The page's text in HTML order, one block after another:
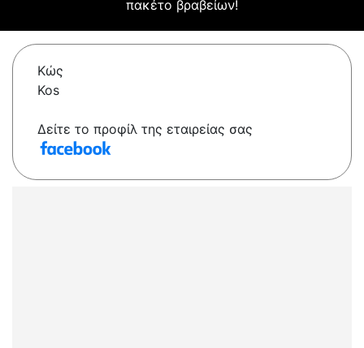
πακέτο βραβείων!
Κώς
Kos
Δείτε το προφίλ της εταιρείας σας